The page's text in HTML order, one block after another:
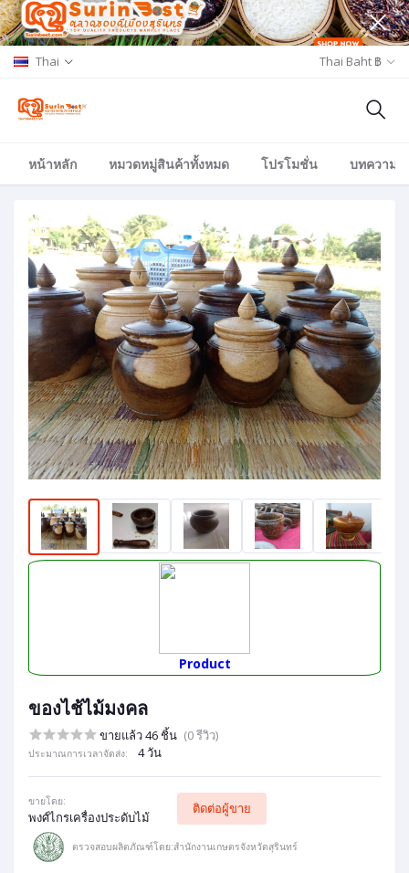
Thai Thai Baht ฿
หน้าหลัก หมวดหมู่สินค้าทั้งหมด โปรโมชั่น บทความ/
Product
ของไช้ไม้มงคล
ขายแล้ว 46 ชิ้น (0 รีวิว)
ประมาณการเวลาจัดส่ง: 4 วัน
ขายโดย:
พงศ์ไกรเครื่องประดับไม้
ติดต่อผู้ขาย
ตรวจสอบผลิตภัณฑ์โดย:สำนักงานเกษตรจังหวัดสุรินทร์